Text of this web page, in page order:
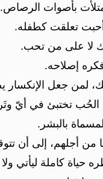
بأصوات الرصاص.
أحبت تعلقت كطفله.
لا على من تحب.
إصلاحه.
لمن جعل
الحُب تختبئ في أيّ
بالبشر.
من أجلهم، إلى أن
حياة كاملة ليأتي ولا